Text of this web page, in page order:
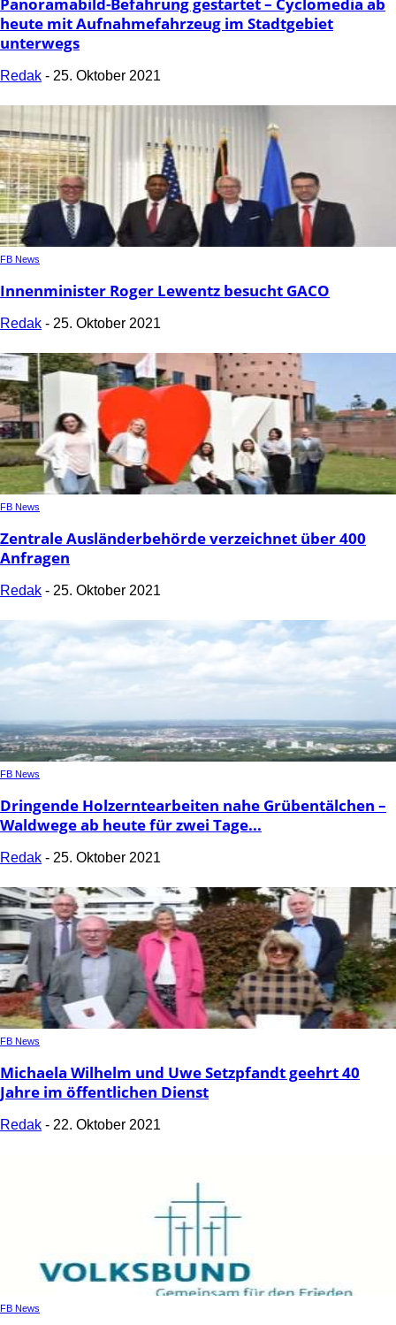
heute mit Aufnahmefahrzeug im Stadtgebiet
unterwegs
Redak - 25. Oktober 2021
FB News
Innenminister Roger Lewentz besucht GACO
Redak - 25. Oktober 2021
FB News
Zentrale Ausländerbehörde verzeichnet über 400
Anfragen
Redak - 25. Oktober 2021
FB News
Dringende Holzerntearbeiten nahe Grübentälchen –
Waldwege ab heute für zwei Tage...
Redak - 25. Oktober 2021
FB News
Michaela Wilhelm und Uwe Setzpfandt geehrt 40
Jahre im öffentlichen Dienst
Redak - 22. Oktober 2021
FB News